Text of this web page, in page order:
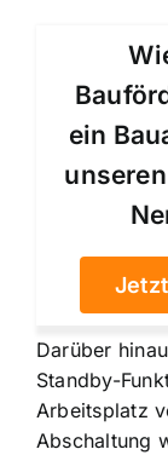
ein
Darüber
Standby-
Arbeitsplatz
Abschaltung